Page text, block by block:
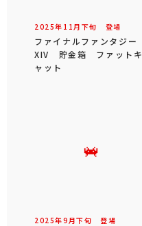
2025年 11 月 下旬 登場
ファイナルファンタジー
XIV 貯金箱 ファットキ
ャット
2025年9 月下旬 登場